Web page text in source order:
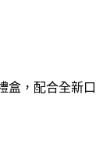
盒，配合全新